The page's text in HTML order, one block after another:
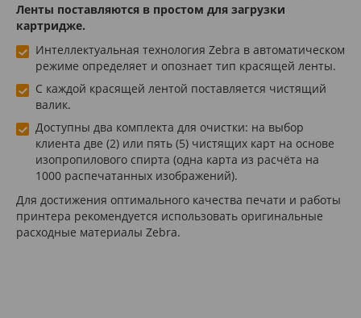
Ленты поставляются в простом для загрузки
картридже.
Интеллектуальная технология Zebra в автоматическом
режиме определяет и опознает тип красящей ленты.
С каждой красящей лентой поставляется чистящий
валик.
Доступны два комплекта для очистки: на выбор
клиента две (2) или пять (5) чистящих карт на основе
изопропилового спирта (одна карта из расчёта на
1000 распечатанных изображений).
Для достижения оптимального качества печати и работы
принтера рекомендуется использовать оригинальные
расходные материалы Zebra.